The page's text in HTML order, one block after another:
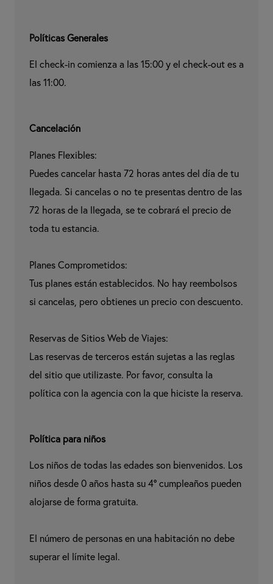
Políticas Generales
El check-in comienza a las 15:00 y el check-out es a
las 11:00.
Cancelación
Planes Flexibles:
Puedes cancelar hasta 72 horas antes del día de tu
llegada. Si cancelas o no te presentas dentro de las
72 horas de la llegada, se te cobrará el precio de
toda tu estancia.
Planes Comprometidos:
Tus planes están establecidos. No hay reembolsos
si cancelas, pero obtienes un precio con descuento.
Reservas de Sitios Web de Viajes:
Las reservas de terceros están sujetas a las reglas
del sitio que utilizaste. Por favor, consulta la
política con la agencia con la que hiciste la reserva.
Política para niños
Los niños de todas las edades son bienvenidos. Los
niños desde 0 años hasta su 4° cumpleaños pueden
alojarse de forma gratuita.
El número de personas en una habitación no debe
superar el límite legal.